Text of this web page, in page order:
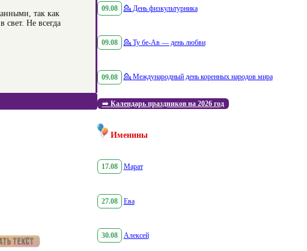
так как
свет. Не всегда
09.08 💁 День физкультурника
09.08 💁 Ту бе-Ав — день любви
09.08 💁 Международный день коренных народов мира
➡️ Календарь праздников на 2026 год
Именины
17.08 Марат
27.08 Ева
30.08 Алексей